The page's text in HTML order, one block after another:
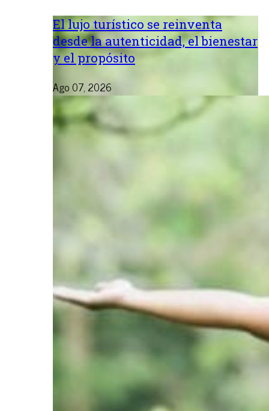
El lujo turístico se reinventa
desde la autenticidad, el bienestar
y el propósito
Ago 07, 2026